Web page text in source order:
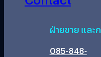
ฝ่ายขาย และ
085-848-